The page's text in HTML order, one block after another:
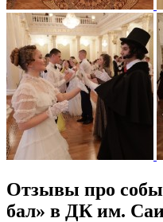
Отзывы про
бал» в ДК им.